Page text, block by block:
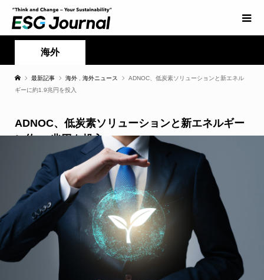
海外
最新記事 海外 海外ニュース
ADNOC、低炭素ソリューションと新エネル
ギーに約1.9兆円を投入
ADNOC、低炭素ソリューションと新エネルギー
に約1.9兆円を投入